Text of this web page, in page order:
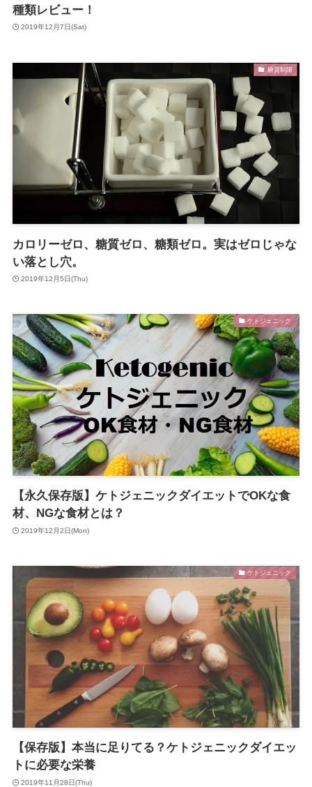
種類レビュー！
2019年12月7日(Sat)
糖質制限
カロリーゼロ、糖質ゼロ、糖類ゼロ。実はゼロじゃな
い落とし穴。
2019年12月5日(Thu)
ケトジェニック
【永久保存版】ケトジェニックダイエットでOKな食
材、NGな食材とは？
2019年12月2日(Mon)
ケトジェニック
【保存版】本当に足りてる？ケトジェニックダイエッ
トに必要な栄養
2019年11月28日(Thu)